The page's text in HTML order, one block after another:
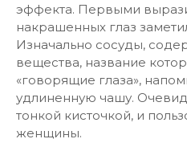
эффекта. Первыми
накрашенных глаз
Изначально сосуды,
вещества, название
«говорящие глаза»,
удлиненную чашу.
тонкой кисточкой, и
женщины.